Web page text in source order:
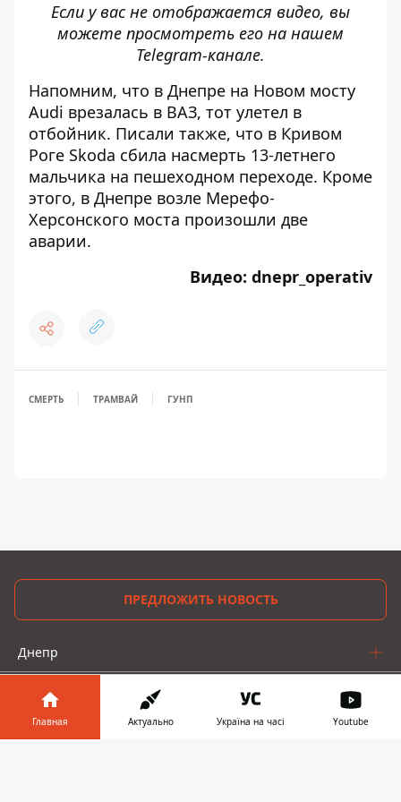
Если у вас не отображается видео, вы
можете просмотреть его на нашем
Telegram-канале.
Напомним, что в Днепре на Новом мосту
Audi врезалась в ВАЗ, тот улетел в
отбойник. Писали также, что в Кривом
Роге Skoda сбила насмерть 13-летнего
мальчика на пешеходном переходе. Кроме
этого, в Днепре возле Мерефо-
Херсонского моста произошли две
аварии.
Видео: dnepr_operativ
СМЕРТЬ ТРАМВАЙ ГУНП
ПРЕДЛОЖИТЬ НОВОСТЬ
Днепр
Область
Украина
Главная Актуально Україна на часі Youtube